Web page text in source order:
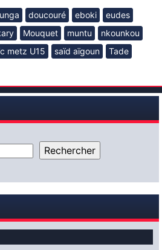
doucouré eboki
eudes
Mouquet muntu
nkounkou
metz U15 saïd aïgoun
Tade